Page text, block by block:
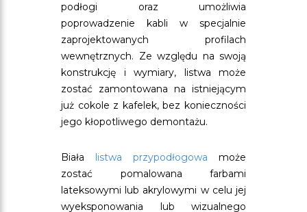
podłogi oraz umożliwia
poprowadzenie kabli w specjalnie
zaprojektowanych profilach
wewnętrznych. Ze względu na swoją
konstrukcję i wymiary, listwa może
zostać zamontowana na istniejącym
już cokole z kafelek, bez konieczności
jego kłopotliwego demontażu.
Biała listwa przypodłogowa może
zostać pomalowana farbami
lateksowymi lub akrylowymi w celu jej
wyeksponowania lub wizualnego